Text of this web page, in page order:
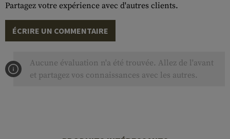
Partagez votre expérience avec d'autres clients.
ÉCRIRE UN COMMENTAIRE
Aucune évaluation n'a été trouvée. Allez de l'avant
et partagez vos connaissances avec les autres.